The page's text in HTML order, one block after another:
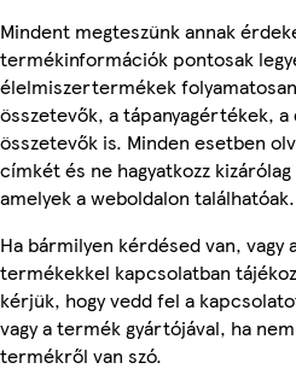
Mindent megteszünk annak
termékinformációk pontosak
élelmiszertermékek
összetevők, a tápanyagértékek,
összetevők is. Minden esetben
címkét és ne hagyatkozz
amelyek a weboldalon találhatóak.
Ha bármilyen kérdésed van, vagy
termékekkel kapcsolatban
kérjük, hogy vedd fel a
vagy a termék gyártójával, ha
termékről van szó.